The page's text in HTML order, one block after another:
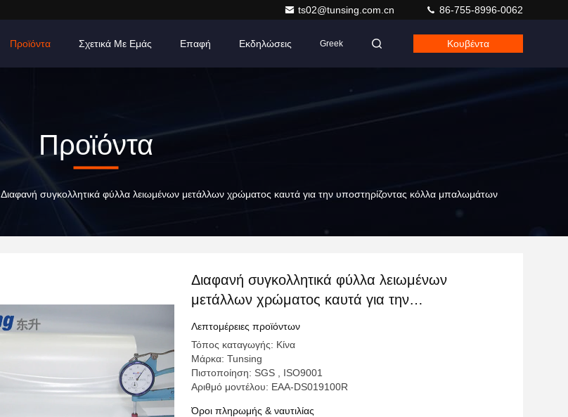
ts02@tunsing.com.cn 86-755-8996-0062
Προϊόντα Σχετικά Με Εμάς Επαφή Εκδηλώσεις Greek Κουβέντα
Προϊόντα
Διαφανή συγκολλητικά φύλλα λειωμένων μετάλλων χρώματος καυτά για την υποστηρίζοντας κόλλα μπαλωμάτων
Διαφανή συγκολλητικά φύλλα λειωμένων
μετάλλων χρώματος καυτά για την
υποστηρίζοντας κόλλα μπαλωμάτων κεντητικής
Λεπτομέρειες προϊόντων
Τόπος καταγωγής: Κίνα
Μάρκα: Tunsing
Πιστοποίηση: SGS , ISO9001
Αριθμό μοντέλου: EAA-DS019100R
Όροι πληρωμής & ναυτιλίας